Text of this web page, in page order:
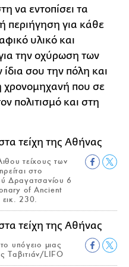
να εντοπίσει τα
περιήγηση για κάθε
υλικό και
την οχύρωση των
σου την πόλη και
χρονομηχανή που σε
πολιτισμό και στη
τείχους των
στο
Δραγατσανίου 6
of Ancient
230.
υπόγειο μιας
Ταβιτιάν/LIFO